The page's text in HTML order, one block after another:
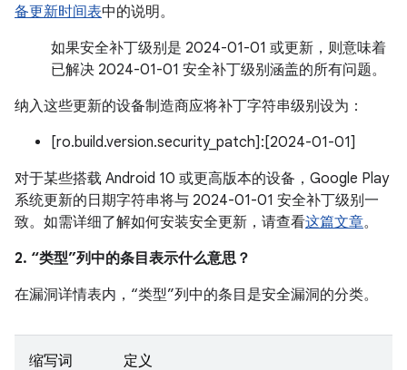
备更新时间表中的说明。
如果安全补丁级别是 2024-01-01 或更新，则意味着
已解决 2024-01-01 安全补丁级别涵盖的所有问题。
纳入这些更新的设备制造商应将补丁字符串级别设为：
[ro.build.version.security_patch]:[2024-01-01]
对于某些搭载 Android 10 或更高版本的设备，Google Play
系统更新的日期字符串将与 2024-01-01 安全补丁级别一
致。如需详细了解如何安装安全更新，请查看这篇文章。
2. “类型”列中的条目表示什么意思？
在漏洞详情表内，“类型”列中的条目是安全漏洞的分类。
缩写词 定义